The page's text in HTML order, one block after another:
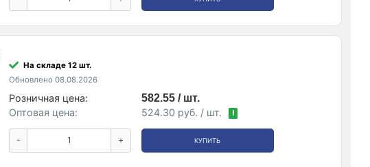
На складе 12 шт.
Обновлено 08.08.2026
Розничная цена:
582.55 / шт.
Оптовая цена:
524.30 руб. / шт. !
- + КУПИТЬ